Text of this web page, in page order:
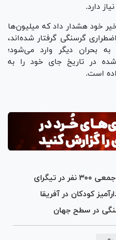
خود هشدار داد که میلیون‌ها
گرسنگی گرفتار شده‌اند،
به بحران دیگر وارد می‌شود؛
در تاریخ جای خود را به
است.
تیگرای
کودکان در آفریقا
در سطح جهان